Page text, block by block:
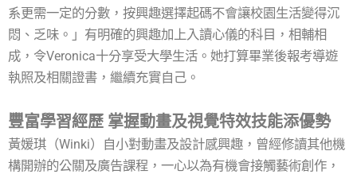
系更需一定的分數，按興趣選擇起碼不會讓校園生活變得沉
悶、乏味。」有明確的興趣加上入讀心儀的科目，相輔相
成，令Veronica十分享受大學生活。她打算畢業後報考導遊
執照及相關證書，繼續充實自己。
豐富學習經歷 掌握動畫及視覺特效技能添優勢
黃媛琪（Winki）自小對動畫及設計感興趣，曾經修讀其他機
構開辦的公關及廣告課程，一心以為有機會接觸藝術創作，